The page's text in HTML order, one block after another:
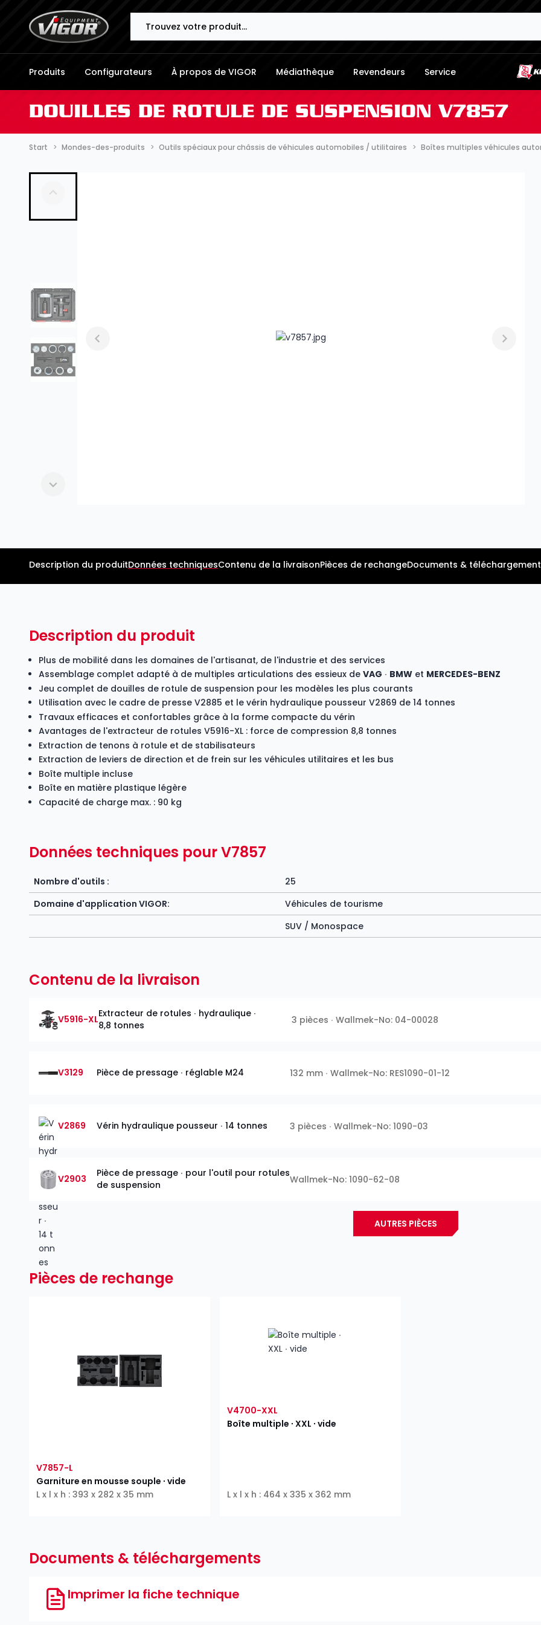
Produits Configurateurs À propos de VIGOR Médiathèque Revendeurs Service
DOUILLES DE ROTULE DE SUSPENSION V7857
Start Mondes-des-produits Outils spéciaux pour châssis de véhicules automobiles / utilitaires Boîtes multiples véhicules
Description du produitDonnées techniquesContenu de la livraisonPièces de rechangeDocuments &
Description du produit
Plus de mobilité dans les domaines de l'artisanat, de l'industrie et des services
Assemblage complet adapté à de multiples articulations des essieux de VAG ∙ BMW et MERCEDES-BENZ
Jeu complet de douilles de rotule de suspension pour les modèles les plus courants
Utilisation avec le cadre de presse V2885 et le vérin hydraulique pousseur V2869 de 14 tonnes
Travaux efficaces et confortables grâce à la forme compacte du vérin
Avantages de l'extracteur de rotules V5916-XL : force de compression 8,8 tonnes
Extraction de tenons à rotule et de stabilisateurs
Extraction de leviers de direction et de frein sur les véhicules utilitaires et les bus
Boîte multiple incluse
Boîte en matière plastique légère
Capacité de charge max. : 90 kg
Données techniques pour V7857
Nombre d'outils :
25
Domaine d'application VIGOR:
Véhicules de tourisme
SUV / Monospace
Contenu de la livraison
V5916-XLExtracteur de rotules ∙ hydraulique ∙
8,8 tonnes
3 pièces ∙ Wallmek-No: 04-00028
V3129 Pièce de pressage ∙ réglable M24 132 mm ∙ Wallmek-No: RES1090-01-12
V2869 Vérin hydraulique pousseur ∙ 14 tonnes 3 pièces ∙ Wallmek-No: 1090-03
V2903
Pièce de pressage ∙ pour l'outil pour rotules
de suspension
Wallmek-No: 1090-62-08
AUTRES PIÈCES
Pièces de rechange
V7857-L
Garniture en mousse souple ∙ vide
L x l x h : 393 x 282 x 35 mm
V4700-XXL
Boîte multiple ∙ XXL ∙ vide
L x l x h : 464 x 335 x 362 mm
Documents & téléchargements
Imprimer la fiche technique